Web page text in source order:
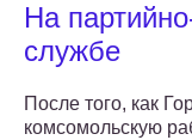
На
службе
После того, как
комсомольскую